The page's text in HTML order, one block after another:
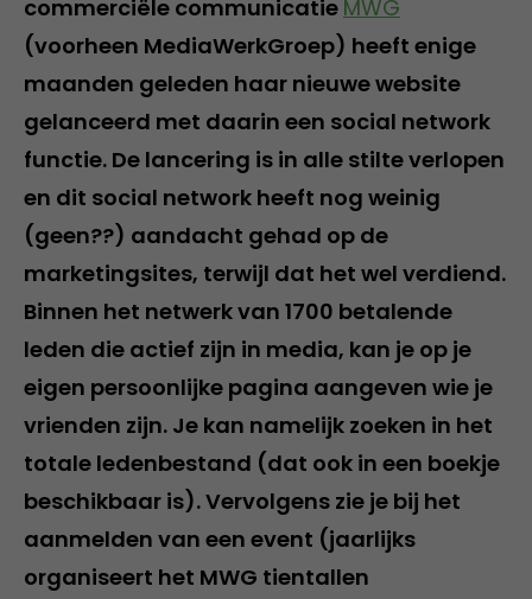
commerciële communicatie MWG
(voorheen MediaWerkGroep) heeft enige
maanden geleden haar nieuwe website
gelanceerd met daarin een social network
functie. De lancering is in alle stilte verlopen
en dit social network heeft nog weinig
(geen??) aandacht gehad op de
marketingsites, terwijl dat het wel verdiend.
Binnen het netwerk van 1700 betalende
leden die actief zijn in media, kan je op je
eigen persoonlijke pagina aangeven wie je
vrienden zijn. Je kan namelijk zoeken in het
totale ledenbestand (dat ook in een boekje
beschikbaar is). Vervolgens zie je bij het
aanmelden van een event (jaarlijks
organiseert het MWG tientallen